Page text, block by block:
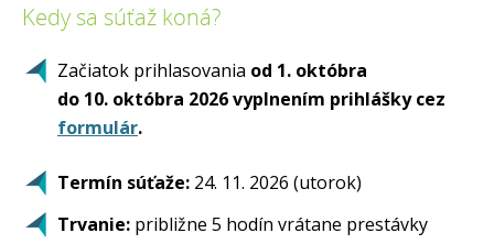
Kedy sa súťaž koná?
Začiatok prihlasovania od 1. októbra
do 10. októbra 2026 vyplnením prihlášky cez
formulár.
Termín súťaže: 24. 11. 2026 (utorok)
Trvanie: približne 5 hodín vrátane prestávky